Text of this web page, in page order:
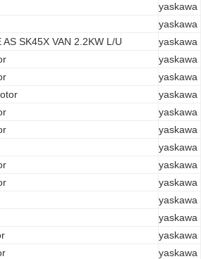
yaskawa
yaskawa
SK45X VAN 2.2KW L/U
yaskawa
yaskawa
yaskawa
yaskawa
yaskawa
yaskawa
yaskawa
yaskawa
yaskawa
yaskawa
yaskawa
yaskawa
yaskawa